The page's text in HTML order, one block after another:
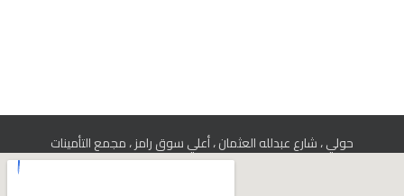
حولي ، شارع عبدلله العثمان ، أعلي سوق رامز ، مجمع التأمينات